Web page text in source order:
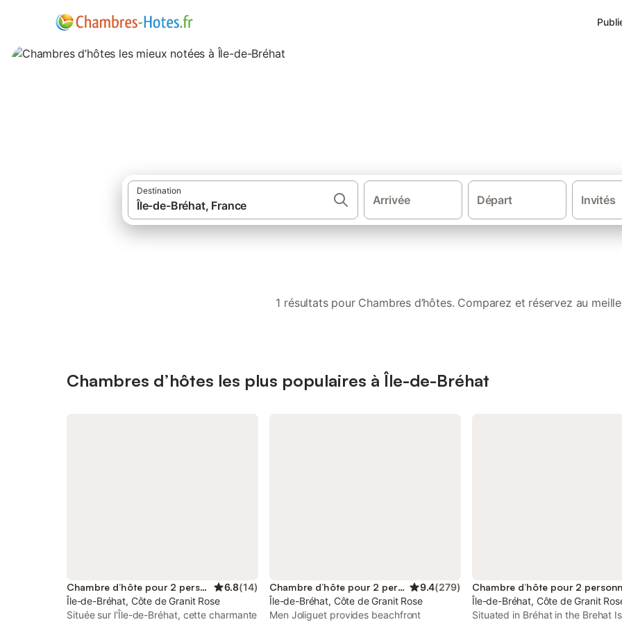
Destination
Arrivée Départ Invités
1 résultats pour Chambres d’hôtes. Comparez et réservez au
Chambres d’hôtes les plus populaires à Île-de-Bréhat
Chambre d’hôte pour 2 personnes 6.8(14)
Île-de-Bréhat, Côte de Granit Rose
Située sur l'Île-de-Bréhat, cette charmante
Chambre d’hôte pour 2 personnes 9.4(279)
Île-de-Bréhat, Côte de Granit Rose
Men Joliguet provides beachfront
Chambre d’hôte pour 2
Île-de-Bréhat, Côte de Granit
Situated in Bréhat in the Brehat